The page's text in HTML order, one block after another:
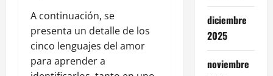
A continuación, se
presenta un detalle de los
cinco lenguajes del amor
para aprender a
diciembre
2025
noviembre